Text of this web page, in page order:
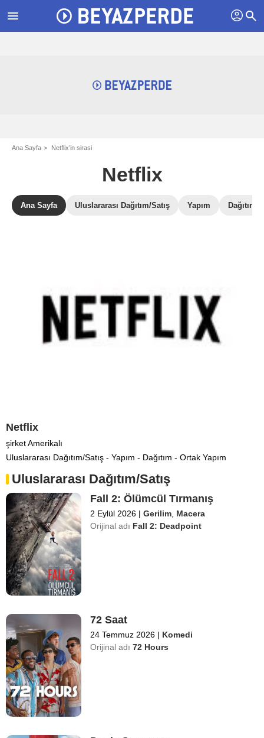
menu profil search
Ana Sayfa Netflix’in sirasi
Netflix
Ana Sayfa Uluslararası Dağıtım/Satış Yapım Dağıtım
Netflix
şirket Amerikalı
Uluslararası Dağıtım/Satış - Yapım - Dağıtım - Ortak Yapım
Uluslararası Dağıtım/Satış
Fall 2: Ölümcül Tırmanış
2 Eylül 2026 | Gerilim Macera
Orijinal adı Fall 2: Deadpoint
72 Saat
24 Temmuz 2026 | Komedi
Orijinal adı72 Hours